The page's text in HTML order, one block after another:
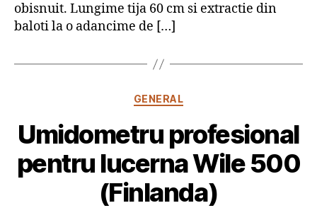
obisnuit. Lungime tija 60 cm si extractie din
baloti la o adancime de […]
Categorii
GENERAL
Umidometru profesional
pentru lucerna Wile 500
(Finlanda)